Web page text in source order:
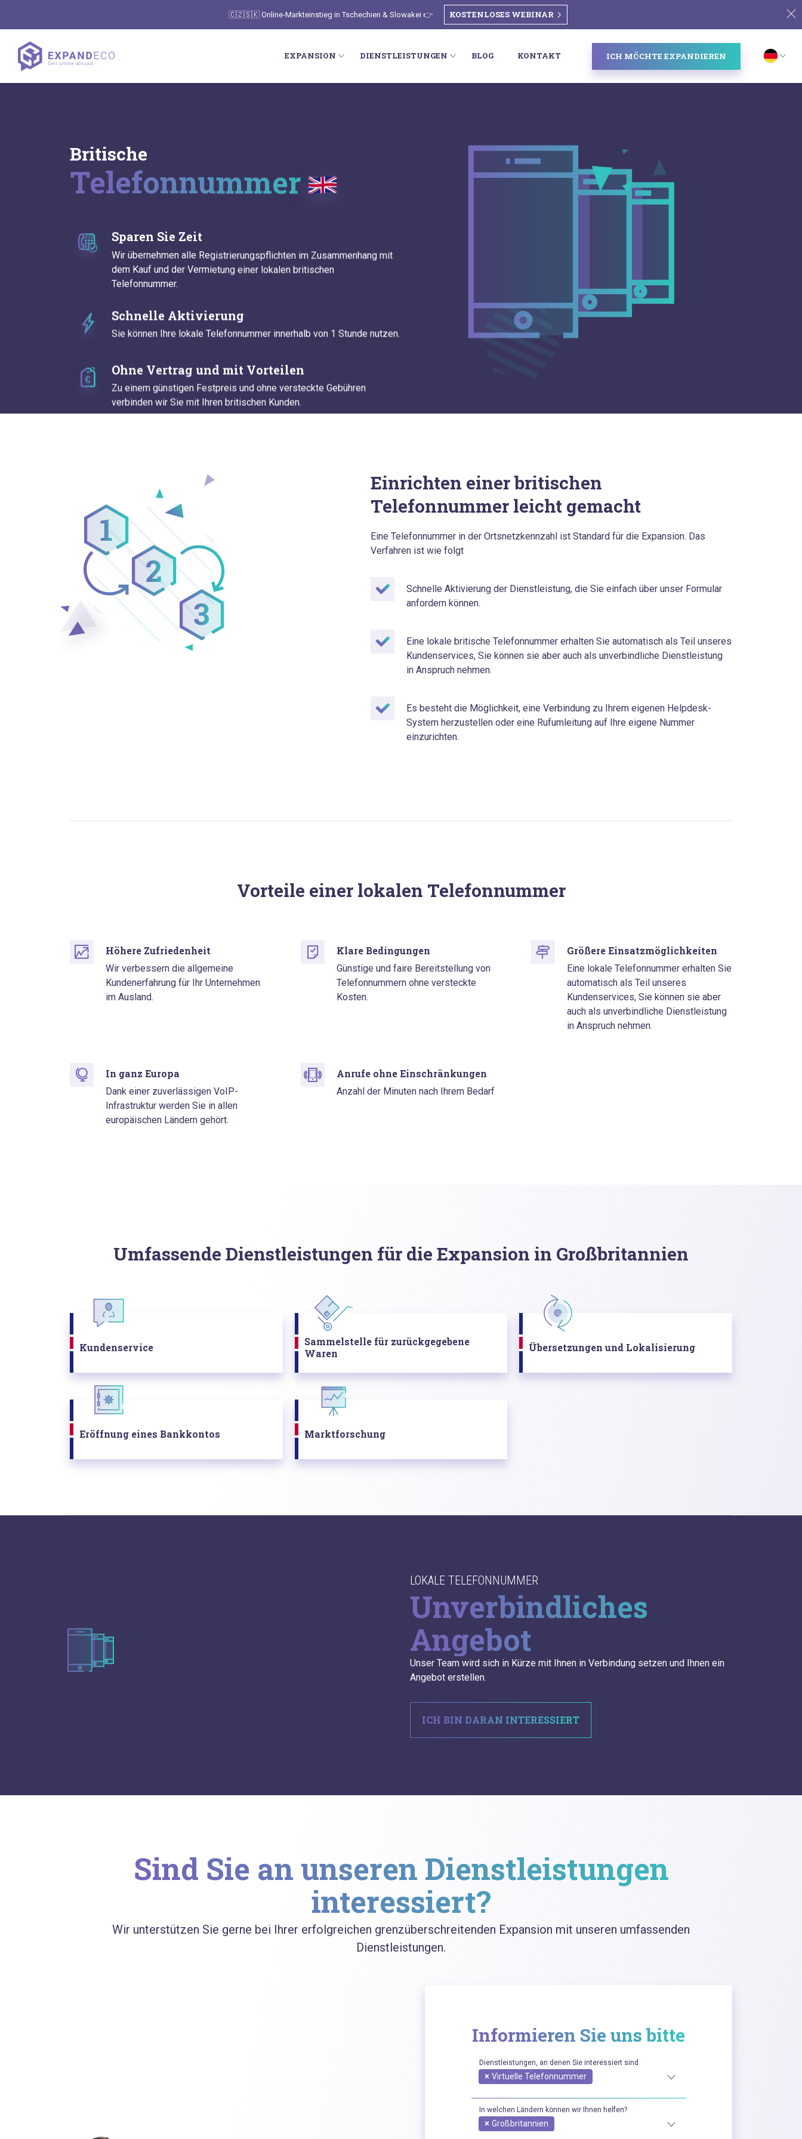
🇨🇿🇸🇰 Online-Markteinstieg in Tschechien & Slowakei 👉 KOSTENLOSES WEBINAR
EXPANSION DIENSTLEISTUNGEN BLOG KONTAKT ICH MÖCHTE EXPANDIEREN
Britische
Telefonnummer
Sparen Sie Zeit
Wir übernehmen alle Registrierungspflichten im Zusammenhang mit
dem Kauf und der Vermietung einer lokalen britischen
Telefonnummer.
Schnelle Aktivierung
Sie können Ihre lokale Telefonnummer innerhalb von 1 Stunde nutzen.
Ohne Vertrag und mit Vorteilen
Zu einem günstigen Festpreis und ohne versteckte Gebühren
verbinden wir Sie mit Ihren britischen Kunden.
Einrichten einer britischen
Telefonnummer leicht gemacht
Eine Telefonnummer in der Ortsnetzkennzahl ist Standard für die Expansion. Das
Verfahren ist wie folgt
Schnelle Aktivierung der Dienstleistung, die Sie einfach über unser Formular
anfordern können.
Eine lokale britische Telefonnummer erhalten Sie automatisch als Teil unseres
Kundenservices, Sie können sie aber auch als unverbindliche Dienstleistung
in Anspruch nehmen.
Es besteht die Möglichkeit, eine Verbindung zu Ihrem eigenen Helpdesk-
System herzustellen oder eine Rufumleitung auf Ihre eigene Nummer
einzurichten.
Vorteile einer lokalen Telefonnummer
Höhere Zufriedenheit
Wir verbessern die allgemeine
Kundenerfahrung für Ihr Unternehmen
im Ausland.
Klare Bedingungen
Günstige und faire Bereitstellung von
Telefonnummern ohne versteckte
Kosten.
Größere Einsatzmöglichkeiten
Eine lokale Telefonnummer erhalten Sie
automatisch als Teil unseres
Kundenservices, Sie können sie aber
auch als unverbindliche Dienstleistung
in Anspruch nehmen.
In ganz Europa
Dank einer zuverlässigen VoIP-
Infrastruktur werden Sie in allen
europäischen Ländern gehört.
Anrufe ohne Einschränkungen
Anzahl der Minuten nach Ihrem Bedarf
Umfassende Dienstleistungen für die Expansion in Großbritannien
Kundenservice
Sammelstelle für zurückgegebene
Waren
Übersetzungen und Lokalisierung
Eröffnung eines Bankkontos Marktforschung
LOKALE TELEFONNUMMER
Unverbindliches
Angebot
Unser Team wird sich in Kürze mit Ihnen in Verbindung setzen und Ihnen ein
Angebot erstellen.
ICH BIN DARAN INTERESSIERT
Sind Sie an unseren Dienstleistungen
interessiert?
Wir unterstützen Sie gerne bei Ihrer erfolgreichen grenzüberschreitenden Expansion mit unseren umfassenden
Dienstleistungen.
Informieren Sie uns bitte
Dienstleistungen, an denen Sie interessiert sind
× Virtuelle Telefonnummer
In welchen Ländern können wir Ihnen helfen?
× Großbritannien